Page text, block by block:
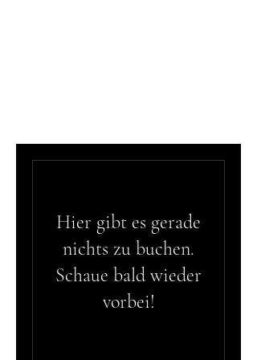
Hier gibt es gerade
nichts zu buchen.
Schaue bald wieder
vorbei!